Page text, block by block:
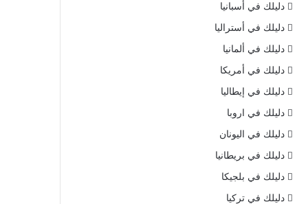
دليلك في أسبانيا
دليلك في أستراليا
دليلك في ألمانيا
دليلك في أمريكا
دليلك في إيطاليا
دليلك في اروبا
دليلك في اليونان
دليلك في بريطانيا
دليلك في بلجيكا
دليلك في تركيا